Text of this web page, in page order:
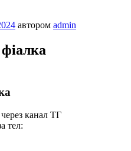
автором admin
канал ТГ
тел: